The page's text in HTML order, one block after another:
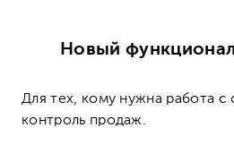
Новый
Для тех, кому нужна работа с
контроль продаж.